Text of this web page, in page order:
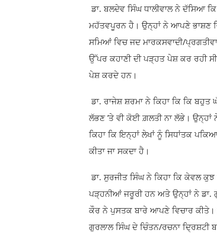
ਡਾ. ਬਲਦੇਵ ਸਿੰਘ ਧਾਲੀਵਾਲ ਨੇ ਦੱਸਿਆ
ਮਹੱਤਵਪੂਰਨ ਹੈ। ਉਨ੍ਹਾਂ ਨੇ ਆਪਣੇ ਭਾਸ਼ਣ
ਸਮਿਆਂ ਵਿਚ ਜਦ ਮਾਰਕਸਵਾਦੀ/
ਉੱਪਰ ਕਹਾਣੀ ਦੀ ਪੜ੍ਹਤ ਪੇਸ਼ ਕਰ ਰਹੀ
ਪੇਸ਼ ਕਰਦੇ ਹਨ।
ਡਾ. ਰਾਜੇਸ਼ ਸ਼ਰਮਾ ਨੇ ਕਿਹਾ ਕਿ ਕਿ
ਲੱਭਣ ’ਤੇ ਵੀ ਕੋਈ ਗ਼ਲਤੀ ਨਾ ਲੱਭੇ। ਉਨ੍ਹਾਂ
ਕਿਹਾ ਕਿ ਇਨ੍ਹਾਂ ਲੇਖਾਂ ਨੂੰ ਸਿਧਾਂਤਕ
ਕੀਤਾ ਜਾ ਸਕਦਾ ਹੈ।
ਡਾ. ਸੁਰਜੀਤ ਸਿੰਘ ਨੇ ਕਿਹਾ ਕਿ ਕੇਵਲ ਕੁਝ
ਪੜ੍ਹਨੀਆਂ ਜਰੂਰੀ ਹਨ ਅਤੇ ਉਨ੍ਹਾਂ ਨੇ ਡਾ.
ਕੌਰ ਨੇ ਪੁਸਤਕ ਬਾਰੇ ਆਪਣੇ ਵਿਚਾਰ ਕੀਤੇ।
ਗੁਰਲਾਲ ਸਿੰਘ ਦੇ ਚਿੰਤਨ/ਰਚਨਾ ਦ੍ਰਿਸ਼ਟੀ